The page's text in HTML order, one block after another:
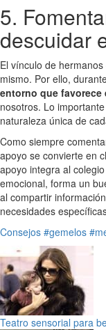
5.
descuidar
El vínculo de
mismo. Por ello,
entorno que
nosotros. Lo
naturaleza única de
Como siempre
apoyo se convierte en
apoyo integra al
emocional, forma un
al compartir
necesidades
Consejos #gemelos
Teatro sensorial para